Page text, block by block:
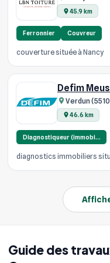
Guide des
45.9 km
Ferronnier Couvreur
couverture située à Nancy
Defim
Verdun
46.6 km
Diagnostiqueur (immobi…
diagnostics immobiliers